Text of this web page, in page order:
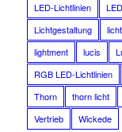
LED-Lichtlinien
Lichtgestaltung
lightment
lucis
RGB LED-Lichtlinien
Thorn
thorn licht
Vertrieb
Wickede